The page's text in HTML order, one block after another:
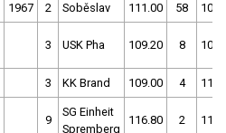
1967 2 Soběslav 111.00 58
3 USK Pha 109.20 8
3 KK Brand 109.00 4
9
SG Einheit
Spremberg
116.80 2